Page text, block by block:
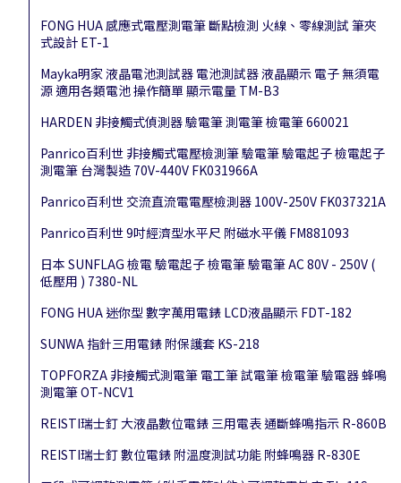
FONG HUA 感應式電壓測電筆 斷點檢測 火線、零線測試 筆夾
式設計 ET-1
Mayka明家 液晶電池測試器 電池測試器 液晶顯示 電子 無須電
源 適用各類電池 操作簡單 顯示電量 TM-B3
HARDEN 非接觸式偵測器 驗電筆 測電筆 檢電筆 660021
Panrico百利世 非接觸式電壓檢測筆 驗電筆 驗電起子 檢電起子
測電筆 台灣製造 70V-440V FK031966A
Panrico百利世 交流直流電電壓檢測器 100V-250V FK037321A
Panrico百利世 9吋經濟型水平尺 附磁水平儀 FM881093
日本 SUNFLAG 檢電 驗電起子 檢電筆 驗電筆 AC 80V - 250V (
低壓用 ) 7380-NL
FONG HUA 迷你型 數字萬用電錶 LCD液晶顯示 FDT-182
SUNWA 指針三用電錶 附保護套 KS-218
TOPFORZA 非接觸式測電筆 電工筆 試電筆 檢電筆 驗電器 蜂鳴
測電筆 OT-NCV1
REISTI瑞士釘 大液晶數位電錶 三用電表 通斷蜂鳴指示 R-860B
REISTI瑞士釘 數位電錶 附溫度測試功能 附蜂鳴器 R-830E